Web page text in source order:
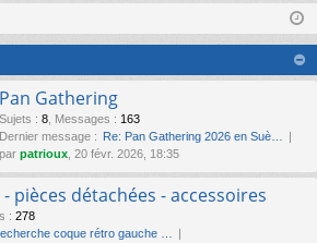
on
nr
eg
ist
Pan Gathering
Sujets : 8 Messages : 163
Dernier message : Re: Pan Gathering 2026 en Suè…
par patrioux , 20 févr. 2026, 18:35
pièces détachées - accessoires
: 278
coque rétro gauche …